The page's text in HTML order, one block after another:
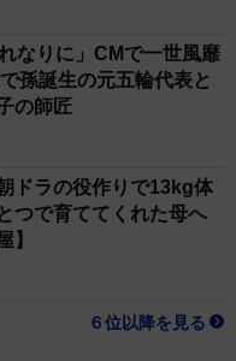
なりに」CMで一世風靡
孫誕生の元五輪代表と
の師匠
ドラの役作りで13kg体
で育ててくれた母へ
】
６位以降を見る